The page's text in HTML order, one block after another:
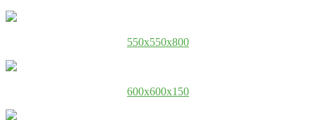
550x550x800
600x600x150